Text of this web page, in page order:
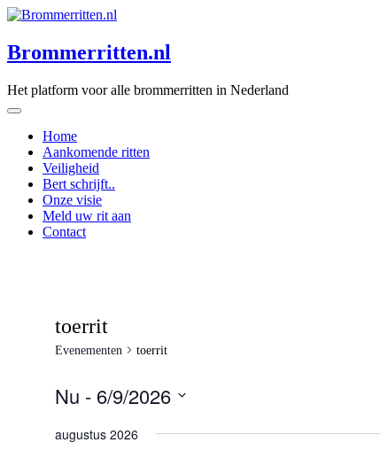
Skip
content
Brommerritten.nl
Het platform voor alle brommerritten in Nederland
Home
Aankomende ritten
Veiligheid
Bert schrijft..
Onze visie
Meld uw rit aan
Contact
toerrit
Evenementen toerrit
Nu - 6/9/2026
een
augustus 2026